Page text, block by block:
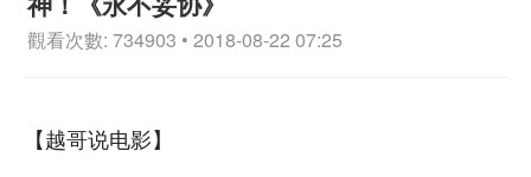
觀看次數: 734903 • 2018-08-22 07:25
【越哥说电影】